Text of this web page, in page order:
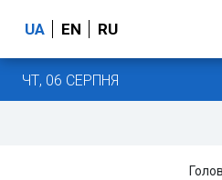
UA EN RU
ЧТ, 06 СЕРПНЯ